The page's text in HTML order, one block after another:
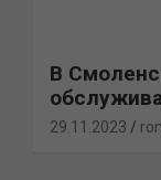
В
29.11.2023